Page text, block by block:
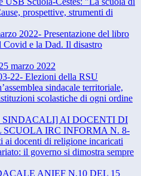
prospettive, strumenti di
2022- Presentazione del libro
e la Dad. Il disastro
marzo 2022
22- Elezioni della RSU
sindacale territoriale,
scolastiche di ogni ordine
AI DOCENTI DI
IRC INFORMA N. 8-
ai docenti di religione incaricati
il governo si dimostra sempre
ANIEF N.10 DEL 15